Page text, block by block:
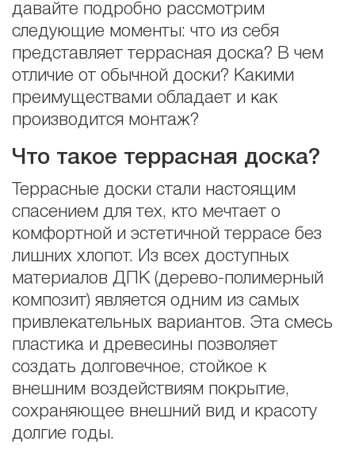
давайте подробно рассмотрим
следующие моменты: что из себя
представляет террасная доска? В чем
отличие от обычной доски? Какими
преимуществами обладает и как
производится монтаж?
Что такое террасная доска?
Террасные доски стали настоящим
спасением для тех, кто мечтает о
комфортной и эстетичной террасе без
лишних хлопот. Из всех доступных
материалов ДПК (дерево-полимерный
композит) является одним из самых
привлекательных вариантов. Эта смесь
пластика и древесины позволяет
создать долговечное, стойкое к
внешним воздействиям покрытие,
сохраняющее внешний вид и красоту
долгие годы.